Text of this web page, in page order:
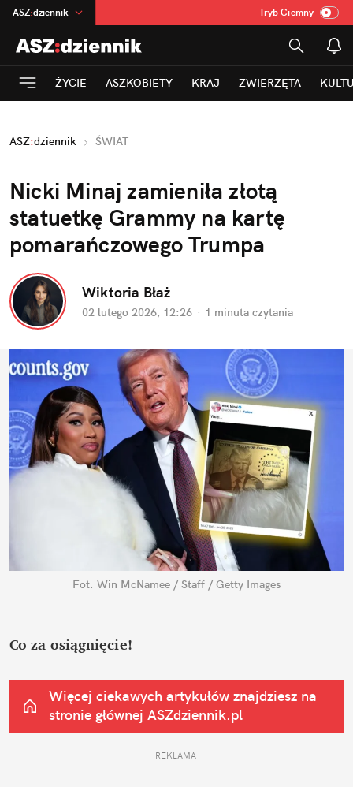
ASZ:dziennik
na:Temat
INN:Poland
mama
Rozrywka
Tryb Ciemny
ŻYCIE ASZKOBIETY KRAJ ZWIERZĘTA
ASZ:dziennik ŚWIAT
Nicki Minaj zamieniła złotą
statuetkę Grammy na kartę
pomarańczowego Trumpa
Wiktoria Błaż
02 lutego 2026, 12:26 · 1 minuta czytania
Fot. Win McNamee / Staff / Getty Images
Co za osiągnięcie!
Więcej ciekawych artykułów znajdziesz na
stronie głównej ASZdziennik.pl
REKLAMA